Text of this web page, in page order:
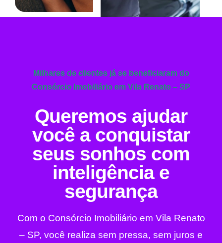
Milhares de clientes já se beneficiaram do
Consórcio Imobiliário em Vila Renato – SP
Queremos ajudar
você a conquistar
seus sonhos com
inteligência e
segurança
Com o Consórcio Imobiliário em Vila Renato
– SP, você realiza sem pressa, sem juros e